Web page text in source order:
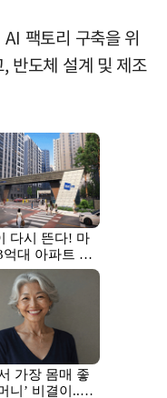
팩토리 구축을 위
반도체 설계 및 제조